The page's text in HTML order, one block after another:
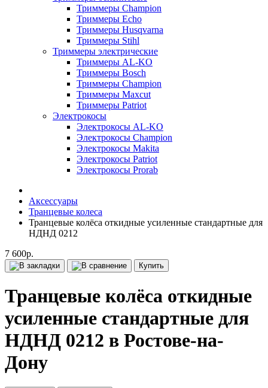
Триммеры Champion
Триммеры Echo
Триммеры Husqvarna
Триммеры Stihl
Триммеры электрические
Триммеры AL-KO
Триммеры Bosch
Триммеры Champion
Триммеры Maxcut
Триммеры Patriot
Электрокосы
Электрокосы AL-KO
Электрокосы Champion
Электрокосы Makita
Электрокосы Patriot
Электрокосы Prorab
Аксессуары
Транцевые колеса
Транцевые колёса откидные усиленные стандартные для
НДНД 0212
7 600р.
Купить
Транцевые колёса откидные
усиленные стандартные для
НДНД 0212 в Ростове-на-
Дону